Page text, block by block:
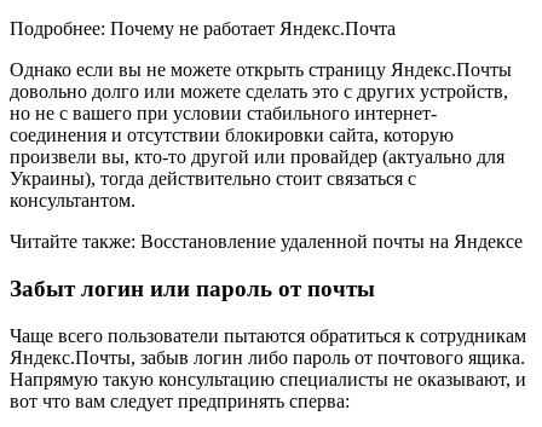
Подробнее: Почему не работает Яндекс.Почта
Однако если вы не можете открыть страницу Яндекс.Почты
довольно долго или можете сделать это с других устройств,
но не с вашего при условии стабильного интернет-
соединения и отсутствии блокировки сайта, которую
произвели вы, кто-то другой или провайдер (актуально для
Украины), тогда действительно стоит связаться с
консультантом.
Читайте также: Восстановление удаленной почты на Яндексе
Забыт логин или пароль от почты
Чаще всего пользователи пытаются обратиться к сотрудникам
Яндекс.Почты, забыв логин либо пароль от почтового ящика.
Напрямую такую консультацию специалисты не оказывают, и
вот что вам следует предпринять сперва: